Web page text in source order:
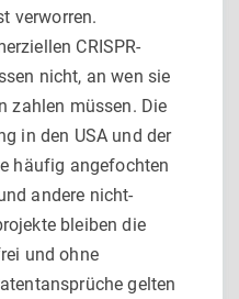
verworren.
CRISPR-
nicht, an wen sie
zahlen müssen. Die
in den USA und der
häufig angefochten
andere nicht-
bleiben die
und ohne
gelten